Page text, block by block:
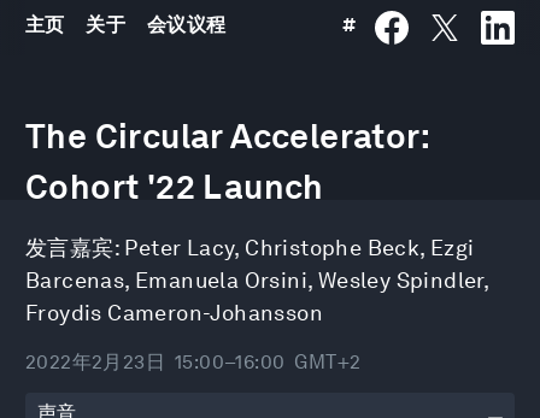
主页 关于 会议议程 #
The Circular Accelerator:
Cohort '22 Launch
发言嘉宾: Peter Lacy, Christophe Beck, Ezgi
Barcenas, Emanuela Orsini, Wesley Spindler,
Froydis Cameron-Johansson
2022年2月23日 15:00–16:00 GMT+2
声音
minutes,
21